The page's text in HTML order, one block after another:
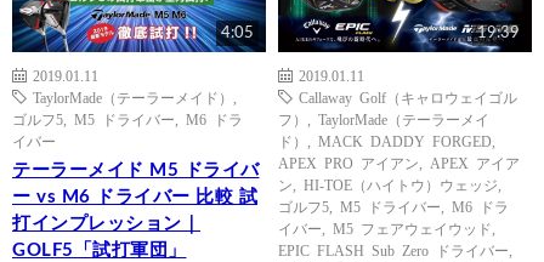
4:05
2019.01.11
TaylorMade（テーラーメイド）
ゴルフ5
M5 ドライバー
M6 ドラ
イバー
テーラーメイド M5 ドライバ
ー vs M6 ドライバー 比較 試
打インプレッション｜
GOLF5「試打軍団」
19:39
2019.01.11
Callaway Golf（キャロウェイゴル
フ）
TaylorMade（テーラーメイ
ド）
MACK DADDY FORGED
APEX PRO アイアン
APEX アイア
ン
HI-TOE（ハイトウ）ウェッジ
ゴルフ5
M5 ドライバー
M6 ドラ
イバー
M5 フェアウェイウッド
EPIC FLASH Sub Zero ドライバー